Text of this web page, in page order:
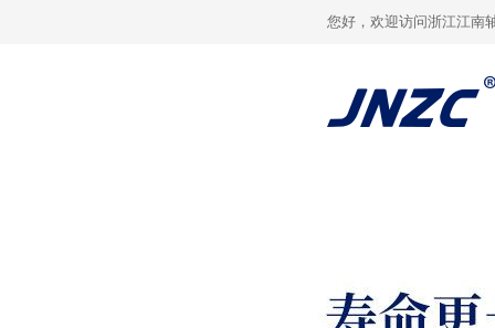
您好，欢迎访问浙江江南